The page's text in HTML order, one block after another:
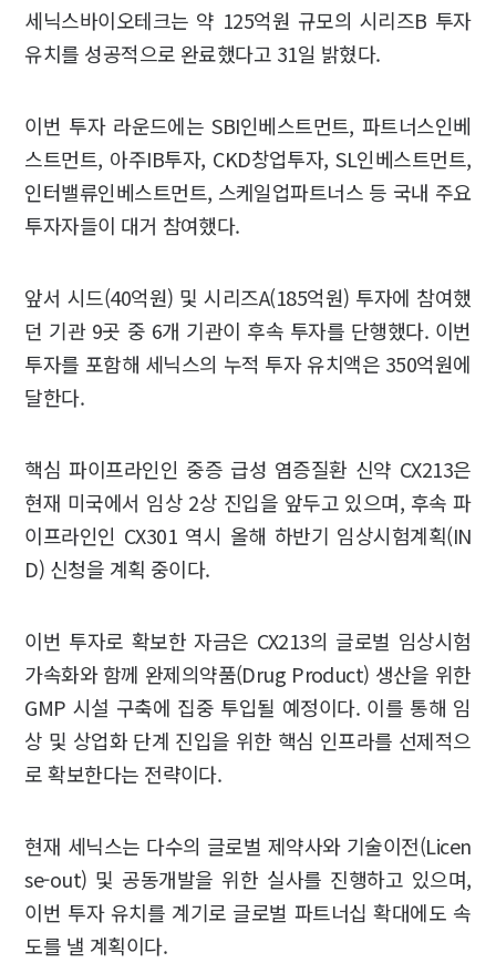
세닉스바이오테크는 약 125억원 규모의 시리즈B 투자
유치를 성공적으로 완료했다고 31일 밝혔다.
이번 투자 라운드에는 SBI인베스트먼트, 파트너스인베
스트먼트, 아주IB투자, CKD창업투자, SL인베스트먼트,
인터밸류인베스트먼트, 스케일업파트너스 등 국내 주요
투자자들이 대거 참여했다.
앞서 시드(40억원) 및 시리즈A(185억원) 투자에 참여했
던 기관 9곳 중 6개 기관이 후속 투자를 단행했다. 이번
투자를 포함해 세닉스의 누적 투자 유치액은 350억원에
달한다.
핵심 파이프라인인 중증 급성 염증질환 신약 CX213은
현재 미국에서 임상 2상 진입을 앞두고 있으며, 후속 파
이프라인인 CX301 역시 올해 하반기 임상시험계획(IN
D) 신청을 계획 중이다.
이번 투자로 확보한 자금은 CX213의 글로벌 임상시험
가속화와 함께 완제의약품(Drug Product) 생산을 위한
GMP 시설 구축에 집중 투입될 예정이다. 이를 통해 임
상 및 상업화 단계 진입을 위한 핵심 인프라를 선제적으
로 확보한다는 전략이다.
현재 세닉스는 다수의 글로벌 제약사와 기술이전(Licen
se-out) 및 공동개발을 위한 실사를 진행하고 있으며,
이번 투자 유치를 계기로 글로벌 파트너십 확대에도 속
도를 낼 계획이다.